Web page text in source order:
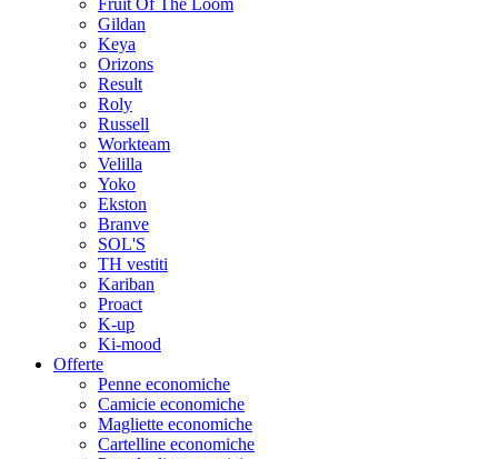
Fruit Of The Loom
Gildan
Keya
Orizons
Result
Roly
Russell
Workteam
Velilla
Yoko
Ekston
Branve
SOL'S
TH vestiti
Kariban
Proact
K-up
Ki-mood
Offerte
Penne economiche
Camicie economiche
Magliette economiche
Cartelline economiche